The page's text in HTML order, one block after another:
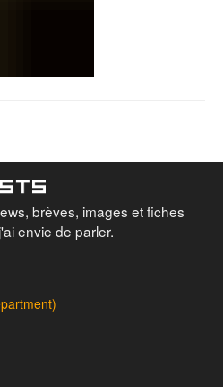
brèves, images et fiches
envie de parler.